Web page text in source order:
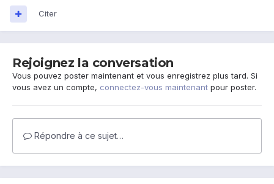
Citer
Rejoignez la conversation
Vous pouvez poster maintenant et vous enregistrez plus tard. Si
vous avez un compte, connectez-vous maintenant pour poster.
Répondre à ce sujet…